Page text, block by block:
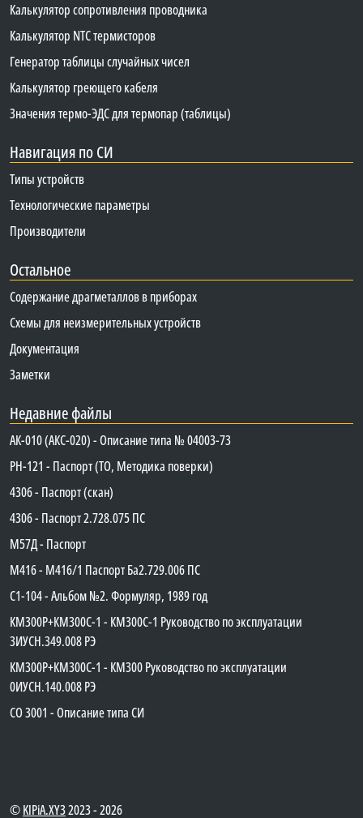
Калькулятор сопротивления проводника
Калькулятор NTC термисторов
Генератор таблицы случайных чисел
Калькулятор греющего кабеля
Значения термо-ЭДС для термопар (таблицы)
Навигация по СИ
Типы устройств
Технологические параметры
Производители
Остальное
Содержание драгметаллов в приборах
Схемы для неизмерительных устройств
Документация
Заметки
Недавние файлы
АК-010 (АКС-020) - Описание типа № 04003-73
PH-121 - Паспорт (ТО, Методика поверки)
4306 - Паспорт (скан)
4306 - Паспорт 2.728.075 ПС
М57Д - Паспорт
М416 - М416/1 Паспорт Ба2.729.006 ПС
C1-104 - Альбом №2. Формуляр, 1989 год
КМ300Р+КМ300С-1 - КМ300C-1 Руководство по эксплуатации
3ИУСН.349.008 РЭ
КМ300Р+КМ300С-1 - КМ300 Руководство по эксплуатации
0ИУСН.140.008 РЭ
СО 3001 - Описание типа СИ
©KIPiA.XY32023 - 2026